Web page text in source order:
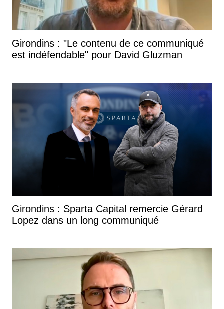
Girondins : "Le contenu de ce communiqué
est indéfendable" pour David Gluzman
Girondins : Sparta Capital remercie Gérard
Lopez dans un long communiqué